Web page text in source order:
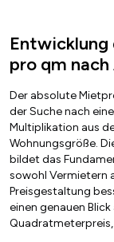
pro qm
Der absolute
der Suche nach
Multiplikation aus
Wohnungsgröße.
bildet das
sowohl Vermietern
Preisgestaltung
einen genauen